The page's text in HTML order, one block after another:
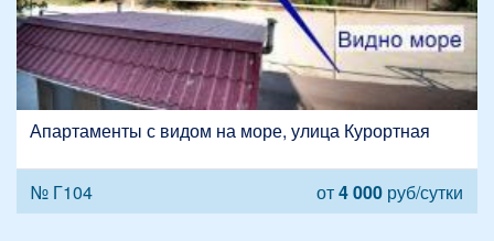
Апартаменты с видом на море, улица Курортная
№ Г104 от4 000 руб/сутки